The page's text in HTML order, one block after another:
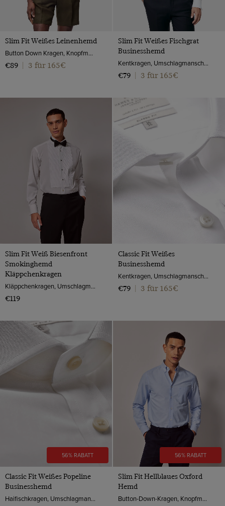
Slim Fit Weißes Leinenhemd
Button Down Kragen, Knopfmanschette
€89
3 für 165€
Slim Fit Weißes Fischgrat
Businesshemd
Kentkragen, Umschlagmanschette, 2-ply 100s Baumwolle
€79
3 für 165€
Slim Fit Weiß Biesenfront
Smokinghemd
Kläppchenkragen
Kläppchenkragen, Umschlagmanschette, 2-ply 100s Baumwolle
€119
Classic Fit Weißes
Businesshemd
Kentkragen, Umschlagmanschette, 2-ply 100s Baumwolle
€79
3 für 165€
56% RABATT
Classic Fit Weißes Popeline
Businesshemd
Haifischkragen, Umschlagmanschette, 2-ply 100s Baumwolle
56% RABATT
Slim Fit Hellblaues Oxford
Hemd
Button-Down-Kragen, Knopfmanschette, 2-ply 100s Baumwolle